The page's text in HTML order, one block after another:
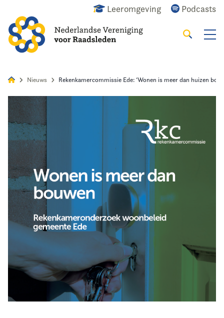
Leeromgeving Podcasts
Zoeken
Home
Agenda
Nieuws
Opleiding & Ontwikkeling
Kennis & Informatie
Contact
Nieuws Rekenkamercommissie Ede: ‘Wonen is meer dan huizen